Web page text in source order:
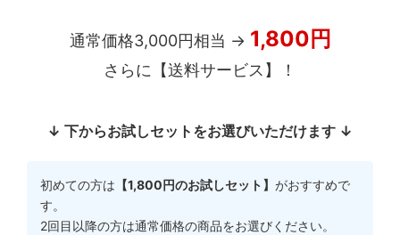
通常価格3,000円相当 → 1,800円
さらに【送料サービス】！
↓ 下からお試しセットをお選びいただけます ↓
初めての方は 【1,800円のお試しセット】 がおすすめで
す。
2回目以降の方は通常価格の商品をお選びください。